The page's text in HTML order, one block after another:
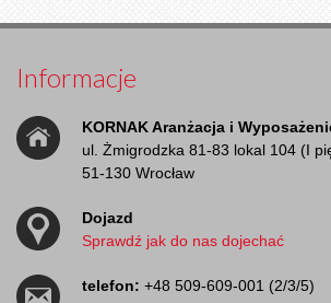
Informacje
KORNAK Aranżacja i
ul. Żmigrodzka 81-83 lokal 104 (I
51-130 Wrocław
Dojazd
Sprawdź jak do nas dojechać
telefon: +48 509-609-001 (2/3/5)